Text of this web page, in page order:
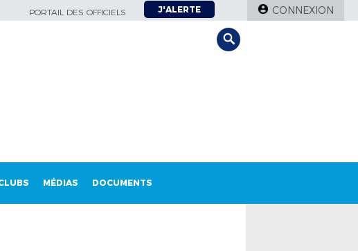
PORTAIL DES OFFICIELS J'ALERTE CONNEXION
MÉDIAS DOCUMENTS